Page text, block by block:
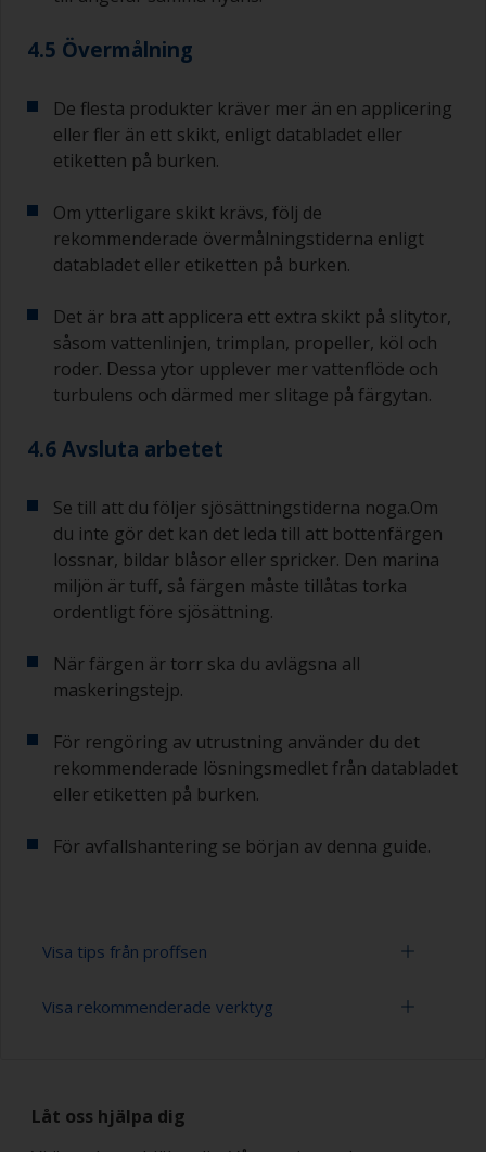
4.5 Övermålning
De flesta produkter kräver mer än en applicering
eller fler än ett skikt, enligt databladet eller
etiketten på burken.
Om ytterligare skikt krävs, följ de
rekommenderade övermålningstiderna enligt
databladet eller etiketten på burken.
Det är bra att applicera ett extra skikt på slitytor,
såsom vattenlinjen, trimplan, propeller, köl och
roder. Dessa ytor upplever mer vattenflöde och
turbulens och därmed mer slitage på färgytan.
4.6 Avsluta arbetet
Se till att du följer sjösättningstiderna noga.Om
du inte gör det kan det leda till att bottenfärgen
lossnar, bildar blåsor eller spricker. Den marina
miljön är tuff, så färgen måste tillåtas torka
ordentligt före sjösättning.
När färgen är torr ska du avlägsna all
maskeringstejp.
För rengöring av utrustning använder du det
rekommenderade lösningsmedlet från databladet
eller etiketten på burken.
För avfallshantering se början av denna guide.
Visa tips från proffsen
Arbeta med en roller:
För de flesta bottenfärgsappliceringar är en
Visa rekommenderade verktyg
Rollers (varierande typ och storlek)
Låt oss hjälpa dig